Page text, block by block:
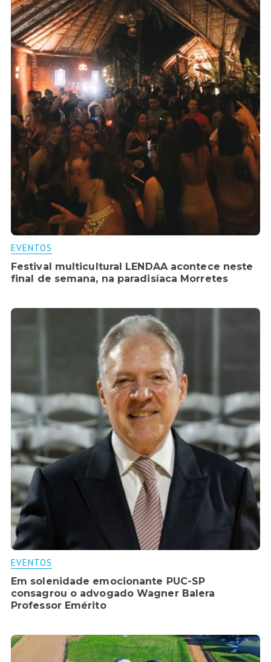
EVENTOS
Festival multicultural LENDAA acontece neste
final de semana, na paradisíaca Morretes
EVENTOS
Em solenidade emocionante PUC-SP
consagrou o advogado Wagner Balera
Professor Emérito